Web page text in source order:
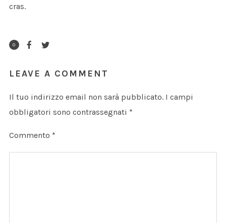
cras.
0
LEAVE A COMMENT
Il tuo indirizzo email non sarà pubblicato. I campi
obbligatori sono contrassegnati *
Commento *